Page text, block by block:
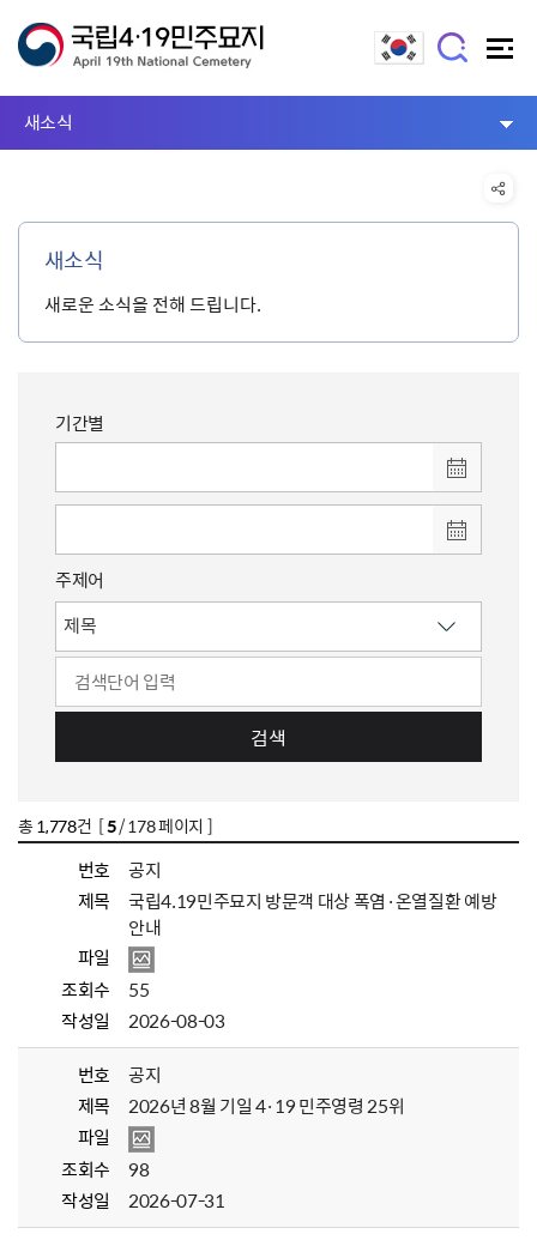
새소식
새소식
새로운 소식을 전해 드립니다.
기간별
주제어
검색
총 1,778건 [5/ 178 페이지 ]
번호
공지
제목
국립4.19민주묘지 방문객 대상 폭염·온열질환 예방
안내
파일
조회수
55
작성일
2026-08-03
번호
공지
제목
2026년 8월 기일 4·19 민주영령 25위
파일
조회수
98
작성일
2026-07-31